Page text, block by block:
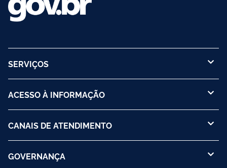
SERVIÇOS
ACESSO À INFORMAÇÃO
CANAIS DE ATENDIMENTO
GOVERNANÇA